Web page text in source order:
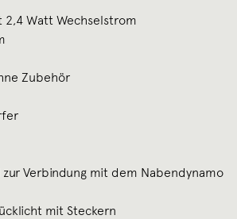
2,4 Watt Wechselstrom
Zubehör
Verbindung mit dem Nabendynamo
mit Steckern